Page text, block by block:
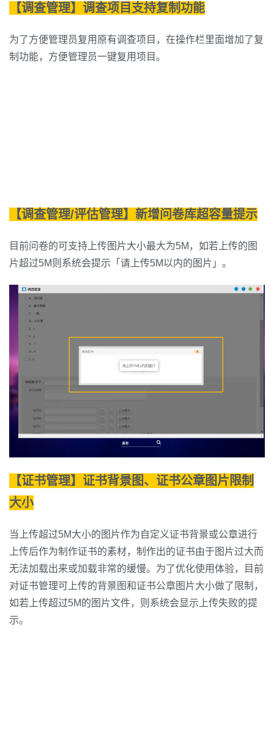
【调查管理】调查项目支持复制功能
为了方便管理员复用原有调查项目，在操作栏里面增加了复
制功能，方便管理员一键复用项目。
【调查管理/评估管理】新增问卷库超容量提示
目前问卷的可支持上传图片大小最大为5M，如若上传的图
片超过5M则系统会提示「请上传5M以内的图片」。
【证书管理】证书背景图、证书公章图片限制
大小
当上传超过5M大小的图片作为自定义证书背景或公章进行
上传后作为制作证书的素材，制作出的证书由于图片过大而
无法加载出来或加载非常的缓慢。为了优化使用体验，目前
对证书管理可上传的背景图和证书公章图片大小做了限制，
如若上传超过5M的图片文件，则系统会显示上传失败的提
示。